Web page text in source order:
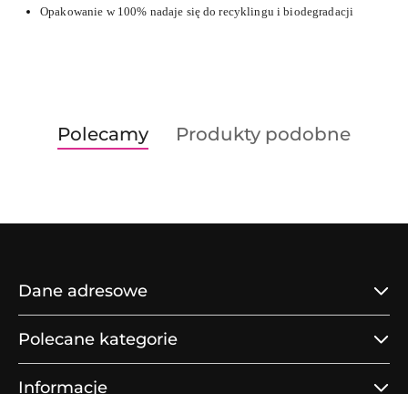
Opakowanie w 100% nadaje się do recyklingu i biodegradacji
Pomiń karuzelę produktów
Produkty
o
Polecamy
Produkty
Produkty podobne
Dane adresowe
Polecane kategorie
Informacje